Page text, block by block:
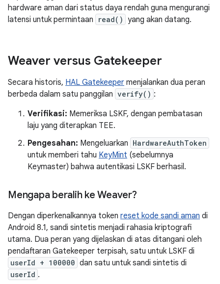
hardware aman dari status daya rendah guna mengurangi
latensi untuk permintaan
read() yang akan datang.
Weaver versus Gatekeeper
Secara historis, HAL Gatekeeper menjalankan dua peran
berbeda dalam satu panggilan verify() :
Verifikasi: Memeriksa LSKF, dengan pembatasan
laju yang diterapkan TEE.
Pengesahan: Mengeluarkan HardwareAuthToken
untuk memberi tahu KeyMint (sebelumnya
Keymaster) bahwa autentikasi LSKF berhasil.
Mengapa beralih ke Weaver?
Dengan diperkenalkannya token reset kode sandi aman di
Android 8.1, sandi sintetis menjadi rahasia kriptografi
utama. Dua peran yang dijelaskan di atas ditangani oleh
pendaftaran Gatekeeper terpisah, satu untuk LSKF di
userId + 100000 dan satu untuk sandi sintetis di
userId .